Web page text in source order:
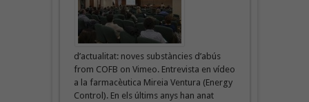
d’actualitat: noves substàncies d’abús
from COFB on Vimeo. Entrevista en vídeo
a la farmacèutica Mireia Ventura (Energy
Control). En els últims anys han anat